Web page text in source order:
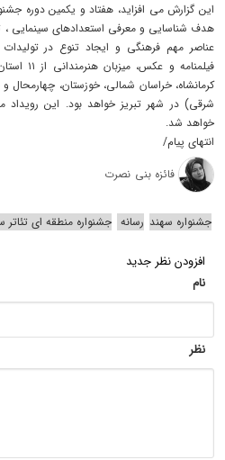
این گزارش می افزاید، هفتاد و یکمین دوره
هدف شناسایی و معرفی استعدادهای سینمایی ،
عناصر مهم فرهنگی و ایجاد تنوع در
کرمانشاه، خراسان شمالی، خوزستان، چهارمحال
خواهد شد.
انتهای پیام/
فائزه بنی نصرت
جشنواره سهند رسانه جشنواره منطقه ای تئاتر
افزودن نظر جدید
نام
نظر